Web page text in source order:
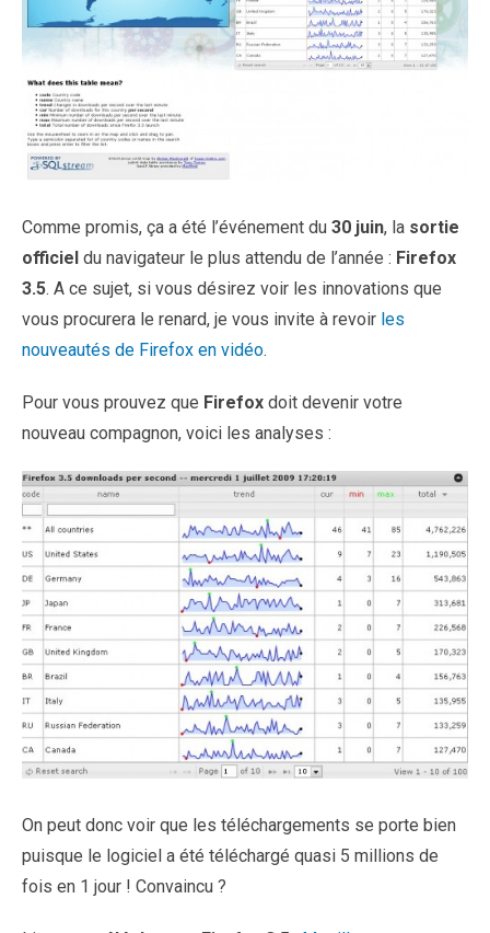
Comme promis, ça a été l’événement du 30 juin, la sortie
officiel du navigateur le plus attendu de l’année : Firefox
3.5. A ce sujet, si vous désirez voir les innovations que
vous procurera le renard, je vous invite à revoir les
nouveautés de Firefox en vidéo.
Pour vous prouvez que Firefox doit devenir votre
nouveau compagnon, voici les analyses :
On peut donc voir que les téléchargements se porte bien
puisque le logiciel a été téléchargé quasi 5 millions de
fois en 1 jour ! Convaincu ?